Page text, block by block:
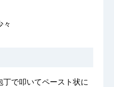
々
丁で叩いてペースト状に